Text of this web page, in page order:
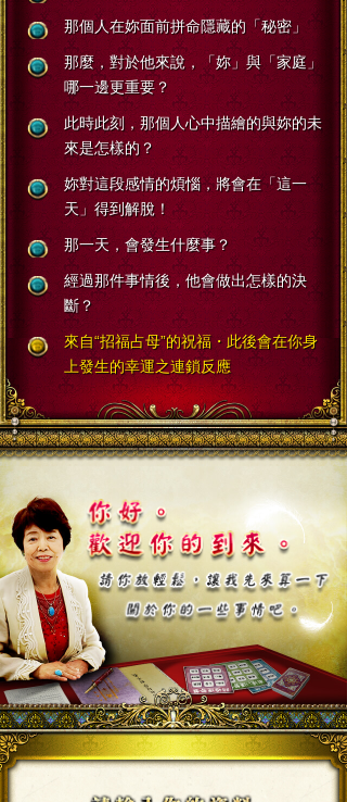
那個人在妳面前拼命隱藏的「秘密」
那麼，對於他來說，「妳」與「家庭」
哪一邊更重要？
此時此刻，那個人心中描繪的與妳的未
來是怎樣的？
妳對這段感情的煩惱，將會在「這一
天」得到解脫！
那一天，會發生什麼事？
經過那件事情後，他會做出怎樣的決
斷？
來自“招福占母”的祝福・此後會在你身
上發生的幸運之連鎖反應